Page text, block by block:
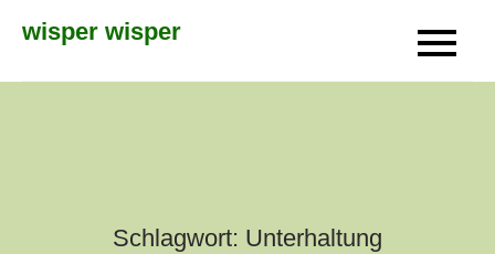
wisper wisper
Schlagwort: Unterhaltung